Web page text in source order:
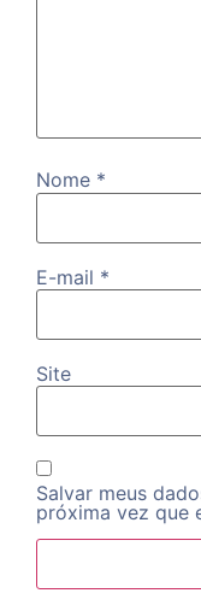
Nome *
E-mail *
Site
Salvar meus
próxima vez que